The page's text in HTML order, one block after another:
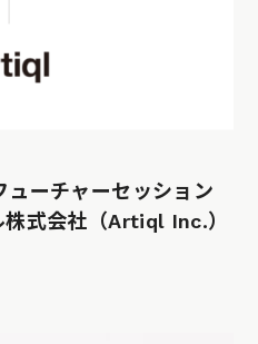
ューチャーセッション
株式会社（Artiql Inc.）